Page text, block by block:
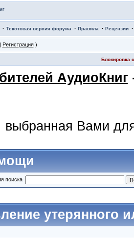
Текстовая версия форума · Правила · Рецензии
Регистрация)
Блокировка
АудиоКниг
выбранная Вами
поиска
утерянного